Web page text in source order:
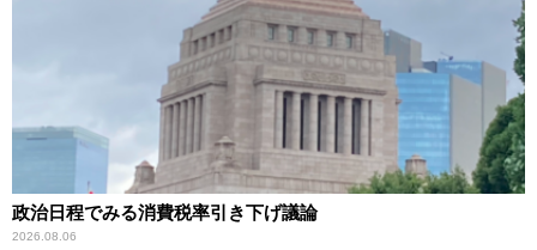
政治日程でみる消費税率引き下げ議論
2026.08.06